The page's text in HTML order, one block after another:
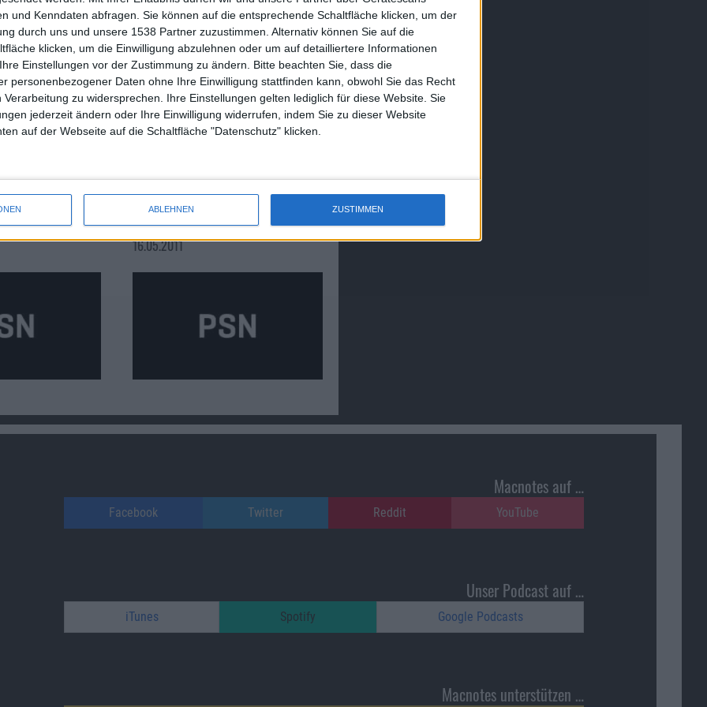
und Kenndaten abfragen. Sie können auf die entsprechende Schaltfläche klicken, um der
durch uns und unsere 1538 Partner zuzustimmen. Alternativ können Sie auf die
klicken, um die Einwilligung abzulehnen oder um auf detailliertere Informationen
Einstellungen vor der Zustimmung zu ändern.
Bitte beachten Sie, dass die
personenbezogener Daten ohne Ihre Einwilligung stattfinden kann, obwohl Sie das Recht
Verarbeitung zu widersprechen. Ihre Einstellungen gelten lediglich für diese Website. Sie
jederzeit ändern oder Ihre Einwilligung widerrufen, indem Sie zu dieser Website
auf der Webseite auf die Schaltfläche "Datenschutz" klicken.
ABLEHNEN ZUSTIMMEN
PSN-Ausfall: Tag 5, und noch k…
nicht sicher
Experte
PSN nach kurzem Ausfall doch
wieder zu erreichen
16.05.2011
Macnotes auf …
Facebook Twitter Reddit YouTube
Unser Podcast auf …
iTunes Spotify Google Podcasts
Macnotes unterstützen …